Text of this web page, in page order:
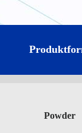
Powder